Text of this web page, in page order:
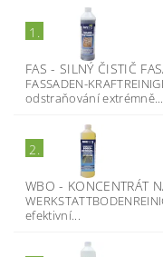
1.
FAS - SILNÝ ČISTIČ
FASSADEN-
odstraňování extrémně...
2.
WBO - KONCENTRÁT
efektivní...